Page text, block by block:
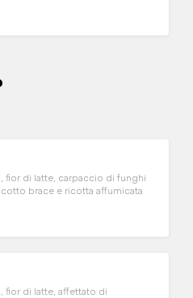
fior di latte, carpaccio di funghi
brace e ricotta affumicata
fior di latte, affettato di